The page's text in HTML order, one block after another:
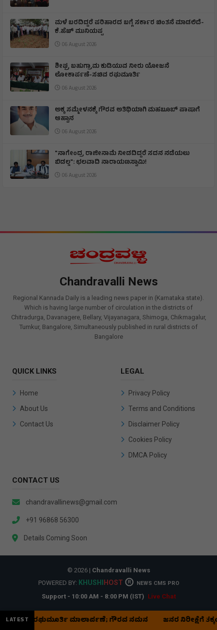
ಮಳೆ ಬರದಿದ್ದರೆ ಪರಿಹಾರದ ಬಗ್ಗೆ ಸರ್ಕಾರ ಚಿಂತನೆ ಮಾಡಲಿದೆ-
ಕೆ.ಹೆಚ್ ಮುನಿಯಪ್ಪ
06 August 2026
ಶೀಘ್ರ ಬಹುಗ್ರಾಮ ಕುಡಿಯುವ ನೀರು ಯೋಜನೆ
ಲೋಕಾರ್ಪಣೆ-ಸಚಿವ ರಘುಮೂರ್ತಿ
06 August 2026
ಅಕ್ಕ ಸಮ್ಮೇಳನಕ್ಕೆ ಗೌರವ ಅತಿಥಿಯಾಗಿ ಮಹಬೂಬ್ ಪಾಷಾಗೆ
ಆಹ್ವಾನ
06 August 2026
"ನಾಗೇಂದ್ರ ರಾಜೀನಾಮೆ ನೀಡದಿದ್ದರೆ ಸದನ ನಡೆಯಲು
ಬಿಡಲ್ಲ": ಛಲವಾದಿ ನಾರಾಯಣಸ್ವಾಮಿ!
06 August 2026
Chandravalli News
Regional Kannada Daily is a leading news paper in (Karnataka state).
Which is having large number of circulation in the districts of
Chitradurga, Davanagere, Bellary, Vijayanagara, Shimoga, Chikmagalur,
Tumkur, Bangalore, Simultaneously published in rural districts of
Bangalore
QUICK LINKS
Home
About Us
Contact Us
LEGAL
Privacy Policy
Terms and Conditions
Disclaimer Policy
Cookies Policy
DMCA Policy
CONTACT US
chandravallinews@gmail.com
+91 96868 56300
Details Coming Soon
© 2026 | Chandravalli News
POWERED BY: KHUSHI HOST R NEWS CMS PRO
Support - 10:00 AM - 8:00 PM (IST) Live Chat
LATEST
ರಘುಮೂರ್ತಿ ಮಾಲಾರ್ಪಣೆ; ಗೌರವ ನಮನ ಜನರ ನಿರೀಕ್ಷೆಗೆ ತಕ್ಕಂತೆ